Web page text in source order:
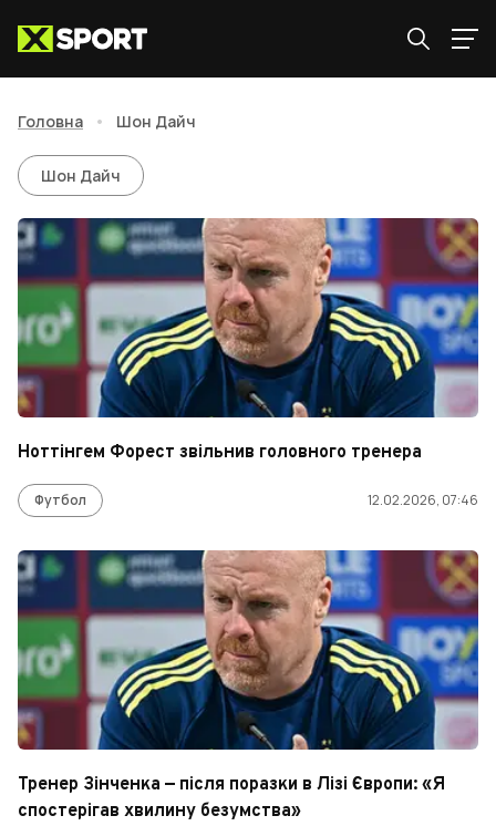
Головна • Шон Дайч
Шон Дайч
Шон Дайч
Ноттінгем Форест звільнив головного тренера
Футбол 12.02.2026, 07:46
Тренер Зінченка — після поразки в Лізі Європи: «Я
спостерігав хвилину безумства»